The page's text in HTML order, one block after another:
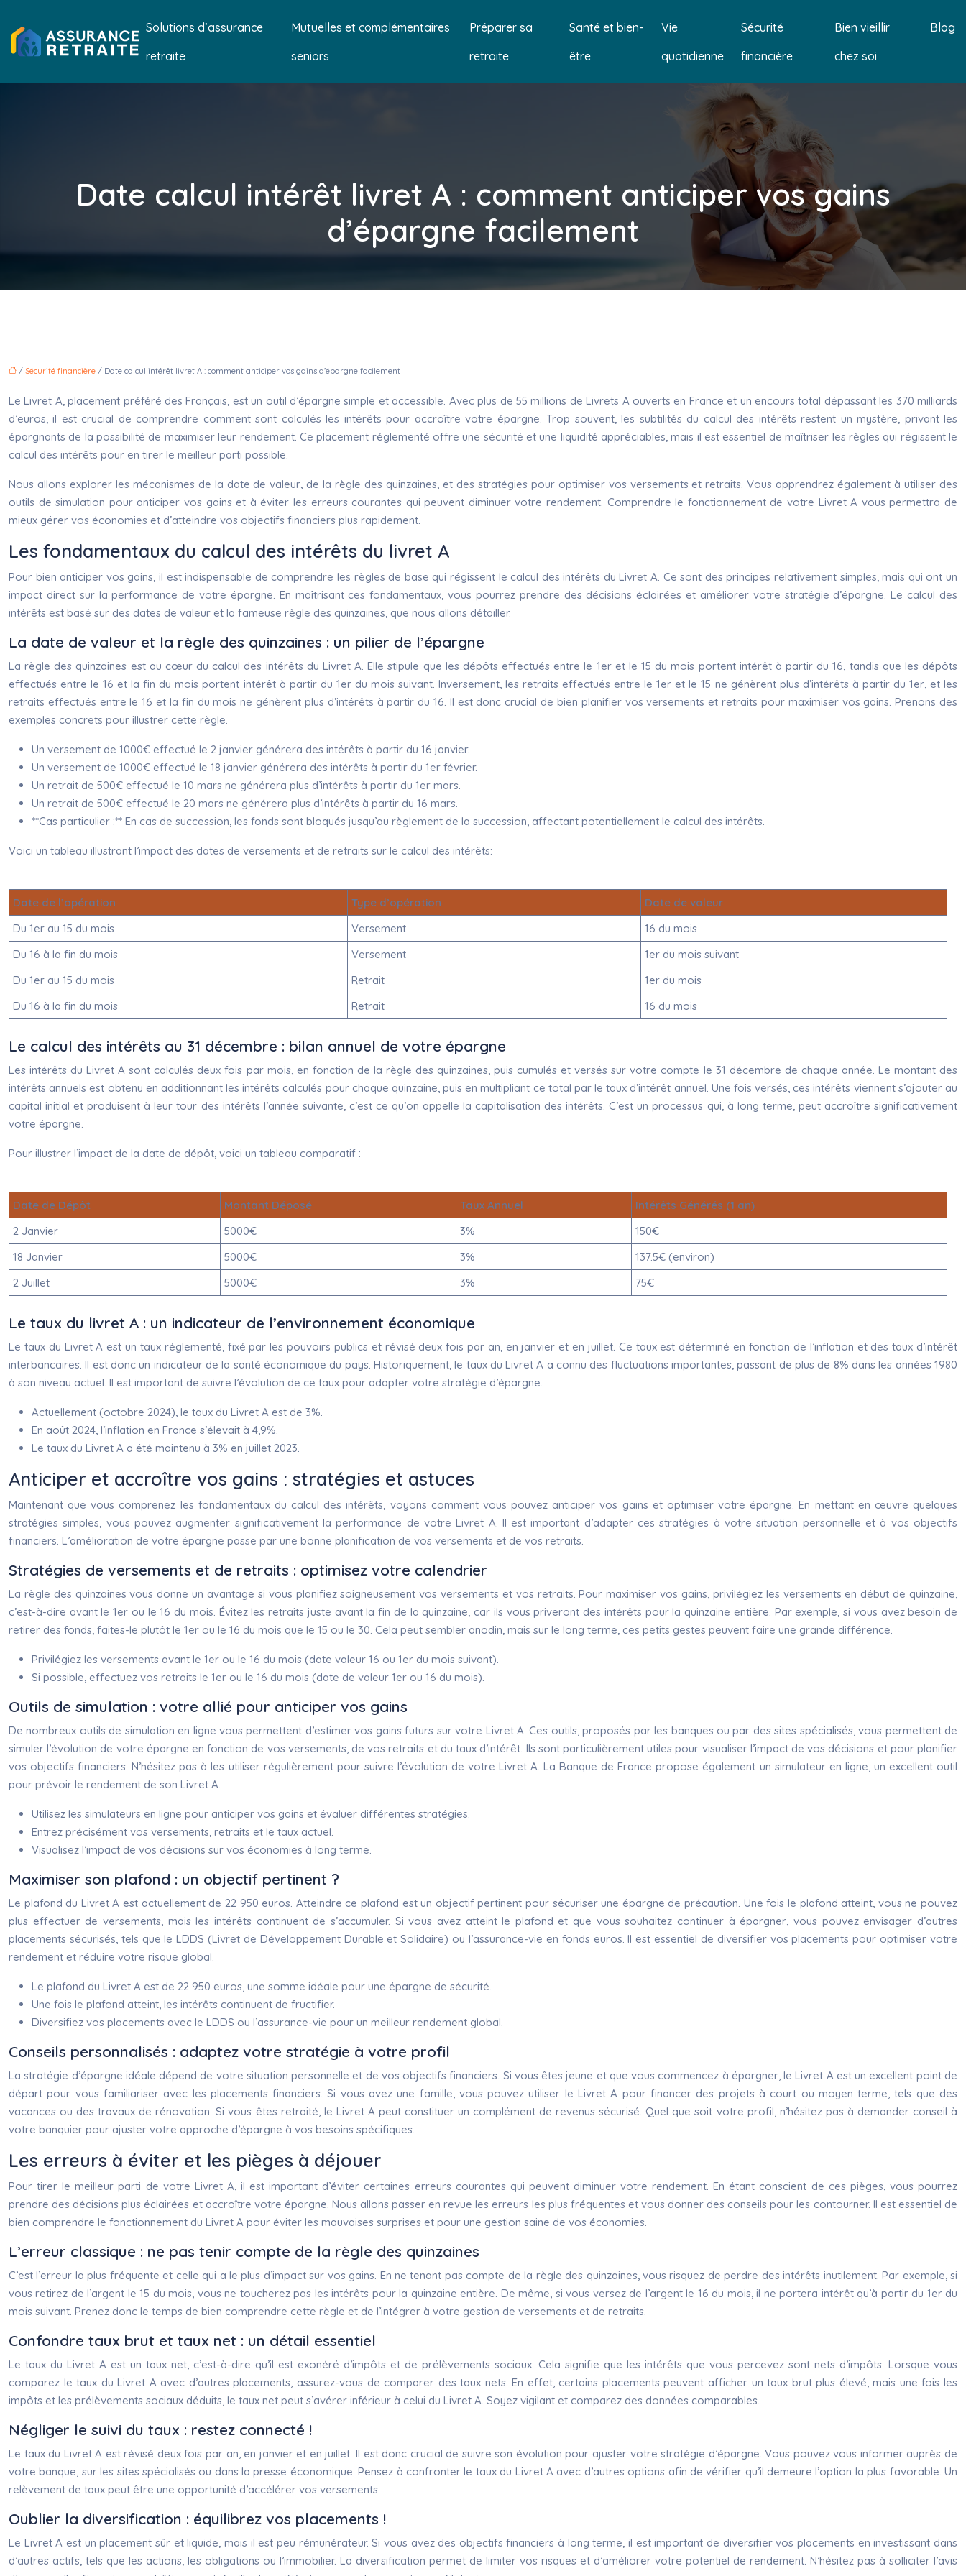
Solutions d’assurance
retraite
Mutuelles et complémentaires
seniors
Préparer sa
retraite
Santé et bien-
être
Vie
quotidienne
Sécurité
financière
Bien vieillir
chez soi
Blog
Date calcul intérêt livret A : comment anticiper vos gains
d’épargne facilement
/ Sécurité financière / Date calcul intérêt livret A : comment anticiper vos gains d’épargne facilement
Le Livret A, placement préféré des Français, est un outil d’épargne simple et accessible. Avec plus de 55 millions de Livrets A ouverts en France et un encours total dépassant les 370 milliards
d’euros, il est crucial de comprendre comment sont calculés les intérêts pour accroître votre épargne. Trop souvent, les subtilités du calcul des intérêts restent un mystère, privant les
épargnants de la possibilité de maximiser leur rendement. Ce placement réglementé offre une sécurité et une liquidité appréciables, mais il est essentiel de maîtriser les règles qui régissent le
calcul des intérêts pour en tirer le meilleur parti possible.
Nous allons explorer les mécanismes de la date de valeur, de la règle des quinzaines, et des stratégies pour optimiser vos versements et retraits. Vous apprendrez également à utiliser des
outils de simulation pour anticiper vos gains et à éviter les erreurs courantes qui peuvent diminuer votre rendement. Comprendre le fonctionnement de votre Livret A vous permettra de
mieux gérer vos économies et d’atteindre vos objectifs financiers plus rapidement.
Les fondamentaux du calcul des intérêts du livret A
Pour bien anticiper vos gains, il est indispensable de comprendre les règles de base qui régissent le calcul des intérêts du Livret A. Ce sont des principes relativement simples, mais qui ont un
impact direct sur la performance de votre épargne. En maîtrisant ces fondamentaux, vous pourrez prendre des décisions éclairées et améliorer votre stratégie d’épargne. Le calcul des
intérêts est basé sur des dates de valeur et la fameuse règle des quinzaines, que nous allons détailler.
La date de valeur et la règle des quinzaines : un pilier de l’épargne
La règle des quinzaines est au cœur du calcul des intérêts du Livret A. Elle stipule que les dépôts effectués entre le 1er et le 15 du mois portent intérêt à partir du 16, tandis que les dépôts
effectués entre le 16 et la fin du mois portent intérêt à partir du 1er du mois suivant. Inversement, les retraits effectués entre le 1er et le 15 ne génèrent plus d’intérêts à partir du 1er, et les
retraits effectués entre le 16 et la fin du mois ne génèrent plus d’intérêts à partir du 16. Il est donc crucial de bien planifier vos versements et retraits pour maximiser vos gains. Prenons des
exemples concrets pour illustrer cette règle.
Un versement de 1000€ effectué le 2 janvier générera des intérêts à partir du 16 janvier.
Un versement de 1000€ effectué le 18 janvier générera des intérêts à partir du 1er février.
Un retrait de 500€ effectué le 10 mars ne générera plus d’intérêts à partir du 1er mars.
Un retrait de 500€ effectué le 20 mars ne générera plus d’intérêts à partir du 16 mars.
**Cas particulier :** En cas de succession, les fonds sont bloqués jusqu’au règlement de la succession, affectant potentiellement le calcul des intérêts.
Voici un tableau illustrant l’impact des dates de versements et de retraits sur le calcul des intérêts:
Date de l’opération Type d’opération
Date de valeur
Du 1er au 15 du mois
Versement
16 du mois
Du 16 à la fin du mois
Versement
1er du mois suivant
Du 1er au 15 du mois
Retrait
1er du mois
Du 16 à la fin du mois
Retrait 16 du mois
Le calcul des intérêts au 31 décembre : bilan annuel de votre épargne
Les intérêts du Livret A sont calculés deux fois par mois, en fonction de la règle des quinzaines, puis cumulés et versés sur votre compte le 31 décembre de chaque année. Le montant des
intérêts annuels est obtenu en additionnant les intérêts calculés pour chaque quinzaine, puis en multipliant ce total par le taux d’intérêt annuel. Une fois versés, ces intérêts viennent s’ajouter au
capital initial et produisent à leur tour des intérêts l’année suivante, c’est ce qu’on appelle la capitalisation des intérêts. C’est un processus qui, à long terme, peut accroître significativement
votre épargne.
Pour illustrer l’impact de la date de dépôt, voici un tableau comparatif :
Date de Dépôt Montant Déposé Taux Annuel
Intérêts Générés (1 an)
2 Janvier
5000€ 3%
150€
18 Janvier
5000€ 3%
137.5€ (environ)
2 Juillet
5000€ 3% 75€
Le taux du livret A : un indicateur de l’environnement économique
Le taux du Livret A est un taux réglementé, fixé par les pouvoirs publics et révisé deux fois par an, en janvier et en juillet. Ce taux est déterminé en fonction de l’inflation et des taux d’intérêt
interbancaires. Il est donc un indicateur de la santé économique du pays. Historiquement, le taux du Livret A a connu des fluctuations importantes, passant de plus de 8% dans les années 1980
à son niveau actuel. Il est important de suivre l’évolution de ce taux pour adapter votre stratégie d’épargne.
Actuellement (octobre 2024), le taux du Livret A est de 3%.
En août 2024, l’inflation en France s’élevait à 4,9%.
Le taux du Livret A a été maintenu à 3% en juillet 2023.
Anticiper et accroître vos gains : stratégies et astuces
Maintenant que vous comprenez les fondamentaux du calcul des intérêts, voyons comment vous pouvez anticiper vos gains et optimiser votre épargne. En mettant en œuvre quelques
stratégies simples, vous pouvez augmenter significativement la performance de votre Livret A. Il est important d’adapter ces stratégies à votre situation personnelle et à vos objectifs
financiers. L’amélioration de votre épargne passe par une bonne planification de vos versements et de vos retraits.
Stratégies de versements et de retraits : optimisez votre calendrier
La règle des quinzaines vous donne un avantage si vous planifiez soigneusement vos versements et vos retraits. Pour maximiser vos gains, privilégiez les versements en début de quinzaine,
c’est-à-dire avant le 1er ou le 16 du mois. Évitez les retraits juste avant la fin de la quinzaine, car ils vous priveront des intérêts pour la quinzaine entière. Par exemple, si vous avez besoin de
retirer des fonds, faites-le plutôt le 1er ou le 16 du mois que le 15 ou le 30. Cela peut sembler anodin, mais sur le long terme, ces petits gestes peuvent faire une grande différence.
Privilégiez les versements avant le 1er ou le 16 du mois (date valeur 16 ou 1er du mois suivant).
Si possible, effectuez vos retraits le 1er ou le 16 du mois (date de valeur 1er ou 16 du mois).
Outils de simulation : votre allié pour anticiper vos gains
De nombreux outils de simulation en ligne vous permettent d’estimer vos gains futurs sur votre Livret A. Ces outils, proposés par les banques ou par des sites spécialisés, vous permettent de
simuler l’évolution de votre épargne en fonction de vos versements, de vos retraits et du taux d’intérêt. Ils sont particulièrement utiles pour visualiser l’impact de vos décisions et pour planifier
vos objectifs financiers. N’hésitez pas à les utiliser régulièrement pour suivre l’évolution de votre Livret A. La Banque de France propose également un simulateur en ligne, un excellent outil
pour prévoir le rendement de son Livret A.
Utilisez les simulateurs en ligne pour anticiper vos gains et évaluer différentes stratégies.
Entrez précisément vos versements, retraits et le taux actuel.
Visualisez l’impact de vos décisions sur vos économies à long terme.
Maximiser son plafond : un objectif pertinent ?
Le plafond du Livret A est actuellement de 22 950 euros. Atteindre ce plafond est un objectif pertinent pour sécuriser une épargne de précaution. Une fois le plafond atteint, vous ne pouvez
plus effectuer de versements, mais les intérêts continuent de s’accumuler. Si vous avez atteint le plafond et que vous souhaitez continuer à épargner, vous pouvez envisager d’autres
placements sécurisés, tels que le LDDS (Livret de Développement Durable et Solidaire) ou l’assurance-vie en fonds euros. Il est essentiel de diversifier vos placements pour optimiser votre
rendement et réduire votre risque global.
Le plafond du Livret A est de 22 950 euros, une somme idéale pour une épargne de sécurité.
Une fois le plafond atteint, les intérêts continuent de fructifier.
Diversifiez vos placements avec le LDDS ou l’assurance-vie pour un meilleur rendement global.
Conseils personnalisés : adaptez votre stratégie à votre profil
La stratégie d’épargne idéale dépend de votre situation personnelle et de vos objectifs financiers. Si vous êtes jeune et que vous commencez à épargner, le Livret A est un excellent point de
départ pour vous familiariser avec les placements financiers. Si vous avez une famille, vous pouvez utiliser le Livret A pour financer des projets à court ou moyen terme, tels que des
vacances ou des travaux de rénovation. Si vous êtes retraité, le Livret A peut constituer un complément de revenus sécurisé. Quel que soit votre profil, n’hésitez pas à demander conseil à
votre banquier pour ajuster votre approche d’épargne à vos besoins spécifiques.
Les erreurs à éviter et les pièges à déjouer
Pour tirer le meilleur parti de votre Livret A, il est important d’éviter certaines erreurs courantes qui peuvent diminuer votre rendement. En étant conscient de ces pièges, vous pourrez
prendre des décisions plus éclairées et accroître votre épargne. Nous allons passer en revue les erreurs les plus fréquentes et vous donner des conseils pour les contourner. Il est essentiel de
bien comprendre le fonctionnement du Livret A pour éviter les mauvaises surprises et pour une gestion saine de vos économies.
L’erreur classique : ne pas tenir compte de la règle des quinzaines
C’est l’erreur la plus fréquente et celle qui a le plus d’impact sur vos gains. En ne tenant pas compte de la règle des quinzaines, vous risquez de perdre des intérêts inutilement. Par exemple, si
vous retirez de l’argent le 15 du mois, vous ne toucherez pas les intérêts pour la quinzaine entière. De même, si vous versez de l’argent le 16 du mois, il ne portera intérêt qu’à partir du 1er du
mois suivant. Prenez donc le temps de bien comprendre cette règle et de l’intégrer à votre gestion de versements et de retraits.
Confondre taux brut et taux net : un détail essentiel
Le taux du Livret A est un taux net, c’est-à-dire qu’il est exonéré d’impôts et de prélèvements sociaux. Cela signifie que les intérêts que vous percevez sont nets d’impôts. Lorsque vous
comparez le taux du Livret A avec d’autres placements, assurez-vous de comparer des taux nets. En effet, certains placements peuvent afficher un taux brut plus élevé, mais une fois les
impôts et les prélèvements sociaux déduits, le taux net peut s’avérer inférieur à celui du Livret A. Soyez vigilant et comparez des données comparables.
Négliger le suivi du taux : restez connecté !
Le taux du Livret A est révisé deux fois par an, en janvier et en juillet. Il est donc crucial de suivre son évolution pour ajuster votre stratégie d’épargne. Vous pouvez vous informer auprès de
votre banque, sur les sites spécialisés ou dans la presse économique. Pensez à confronter le taux du Livret A avec d’autres options afin de vérifier qu’il demeure l’option la plus favorable. Un
relèvement de taux peut être une opportunité d’accélérer vos versements.
Oublier la diversification : équilibrez vos placements !
Le Livret A est un placement sûr et liquide, mais il est peu rémunérateur. Si vous avez des objectifs financiers à long terme, il est important de diversifier vos placements en investissant dans
d’autres actifs, tels que les actions, les obligations ou l’immobilier. La diversification permet de limiter vos risques et d’améliorer votre potentiel de rendement. N’hésitez pas à solliciter l’avis